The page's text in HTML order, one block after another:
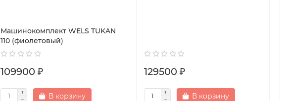
Машинокомплект WELS TUKAN
110 (фиолетовый)
109900 ₽
В корзину
129500 ₽
В корзину